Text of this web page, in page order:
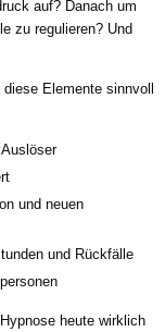
auf? Danach um
zu regulieren? Und
Elemente sinnvoll
und neuen
und Rückfälle
heute wirklich